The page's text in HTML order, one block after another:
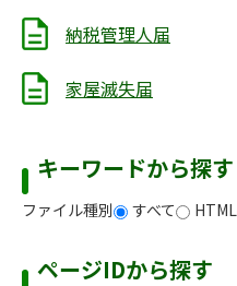
納税管理人届
家屋滅失届
キーワードから探す
ファイル種別 すべて HTML
ページIDから探す